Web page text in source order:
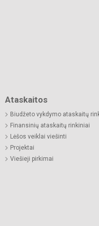
Ataskaitos
Biudžeto vykdymo ataskaitų
Finansinių ataskaitų rinkiniai
Lėšos veiklai viešinti
Projektai
Viešieji pirkimai